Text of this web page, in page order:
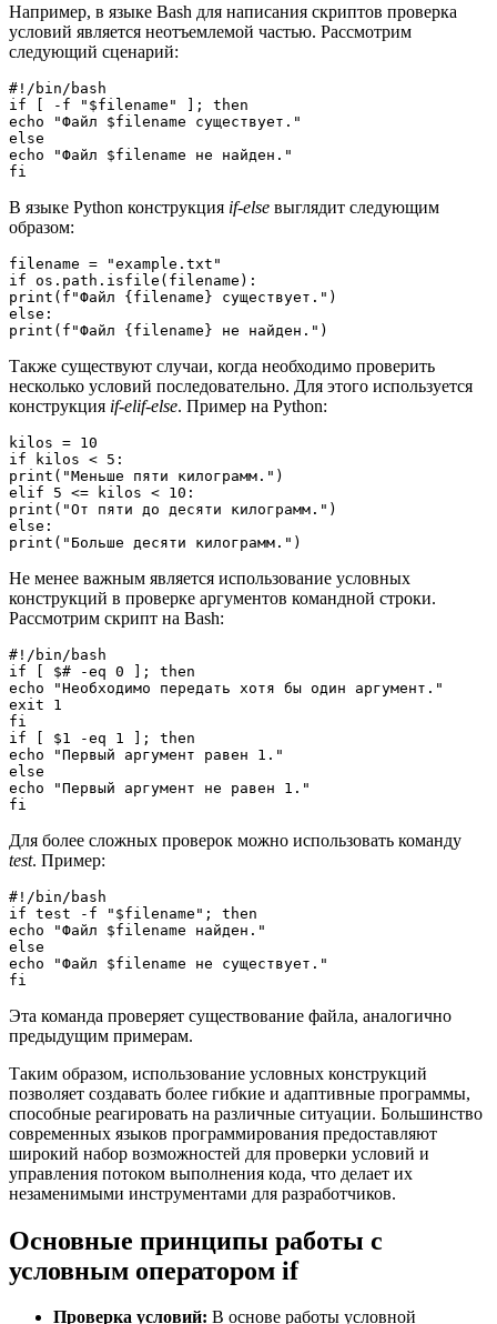
Например, в языке Bash для написания скриптов проверка
условий является неотъемлемой частью. Рассмотрим
следующий сценарий:
#!/bin/bash
if [ -f "$filename" ]; then
echo "Файл $filename существует."
else
echo "Файл $filename не найден."
В языке Python конструкция if-else выглядит следующим
образом:
filename = "example.txt"
if os.path.isfile(filename):
print(f"Файл {filename} существует.")
else:
Также существуют случаи, когда необходимо проверить
несколько условий последовательно. Для этого используется
конструкция if-elif-else. Пример на Python:
kilos = 10
if kilos < 5:
print("Меньше пяти килограмм.")
elif 5 <= kilos < 10:
print("От пяти до десяти килограмм.")
else:
Не менее важным является использование условных
конструкций в проверке аргументов командной строки.
Рассмотрим скрипт на Bash:
#!/bin/bash
if [ $# -eq 0 ]; then
echo "Необходимо передать хотя бы один аргумент."
exit 1
fi
if [ $1 -eq 1 ]; then
echo "Первый аргумент равен 1."
else
echo "Первый аргумент не равен 1."
Для более сложных проверок можно использовать команду
test. Пример:
#!/bin/bash
if test -f "$filename"; then
echo "Файл $filename найден."
else
echo "Файл $filename не существует."
Эта команда проверяет существование файла, аналогично
предыдущим примерам.
Таким образом, использование условных конструкций
позволяет создавать более гибкие и адаптивные программы,
способные реагировать на различные ситуации. Большинство
современных языков программирования предоставляют
широкий набор возможностей для проверки условий и
управления потоком выполнения кода, что делает их
незаменимыми инструментами для разработчиков.
Основные принципы работы с
условным оператором if
Проверка условий: В основе работы условной